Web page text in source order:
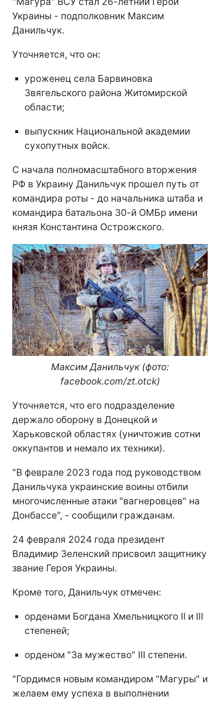
Украины - подполковник Максим
Данильчук.
Уточняется, что он:
уроженец села Барвиновка
Звягельского района Житомирской
области;
выпускник Национальной академии
сухопутных войск.
С начала полномасштабного вторжения
РФ в Украину Данильчук прошел путь от
командира роты - до начальника штаба и
командира батальона 30-й ОМБр имени
князя Константина Острожского.
Максим Данильчук (фото:
facebook.com/zt.otck)
Уточняется, что его подразделение
держало оборону в Донецкой и
Харьковской областях (уничтожив сотни
оккупантов и немало их техники).
"В феврале 2023 года под руководством
Данильчука украинские воины отбили
многочисленные атаки "вагнеровцев" на
Донбассе", - сообщили гражданам.
24 февраля 2024 года президент
Владимир Зеленский присвоил защитнику
звание Героя Украины.
Кроме того, Данильчук отмечен:
орденами Богдана Хмельницкого II и III
степеней;
орденом "За мужество" III степени.
"Гордимся новым командиром "Магуры" и
желаем ему успеха в выполнении